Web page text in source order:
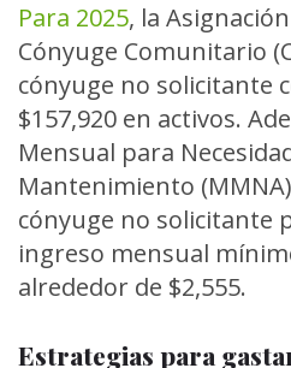
Para 2025, la
Cónyuge Comunitario
cónyuge no solicitante
$157,920 en activos.
Mensual para
Mantenimiento
cónyuge no solicitante
ingreso mensual
alrededor de $2,555.
Estrategias para